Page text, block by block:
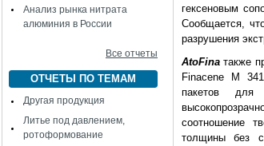
Анализ рынка нитрата
алюминия в России
Все отчеты
ОТЧЕТЫ ПО ТЕМАМ
Другая продукция
Литье под давлением,
ротоформование
гексеновым
Сообщается,
разрушения
AtoFina также
Finacene M
пакетов для
соотношение
толщины без